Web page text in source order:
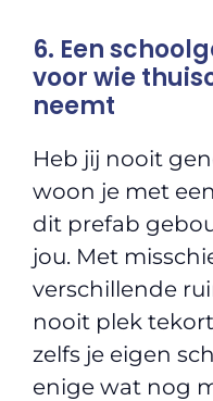
6. Een
voor wie
neemt
Heb jij nooit
woon je met
dit prefab
jou. Met
verschillende
nooit plek
zelfs je eigen
enige wat nog